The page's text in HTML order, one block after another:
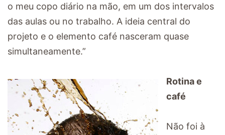
o meu copo diário na mão, em um dos intervalos
das aulas ou no trabalho. A ideia central do
projeto e o elemento café nasceram quase
simultaneamente.”
Rotina e
café
Não foi à